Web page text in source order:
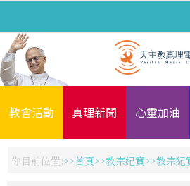
教會活動 真理新聞 心靈加油
你目前位置: 首頁 教宗紀實 教宗紀